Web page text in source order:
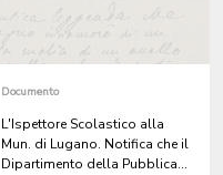
Documento
L'Ispettore Scolastico alla
Mun. di Lugano. Notifica che il
Dipartimento della Pubblica